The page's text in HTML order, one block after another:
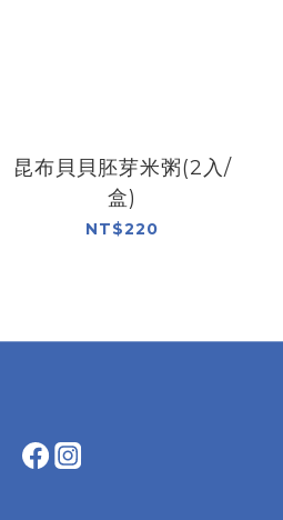
昆布貝貝胚芽米粥(2入/
盒)
NT$220